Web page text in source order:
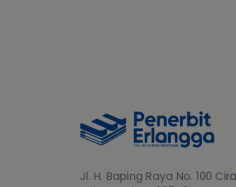
Jl. H. Baping Raya No. 100